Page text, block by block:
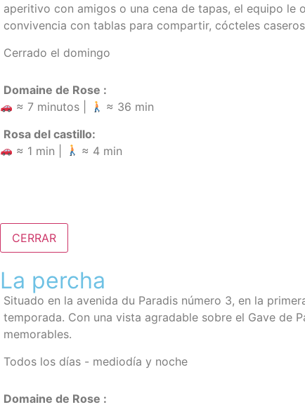
aperitivo con amigos o una cena de tapas, el equipo le
convivencia con tablas para compartir, cócteles
Cerrado el domingo
Domaine de Rose :
≈ 7 minutos |
≈ 36 min
Rosa del castillo:
≈ 1 min |
≈ 4 min
CERRAR
La percha
Situado en la avenida du Paradis número 3, en la
temporada. Con una vista agradable sobre el Gave de
memorables.
Todos los días - mediodía y noche
Domaine de Rose :